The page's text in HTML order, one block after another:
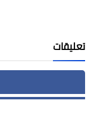
تعليقات